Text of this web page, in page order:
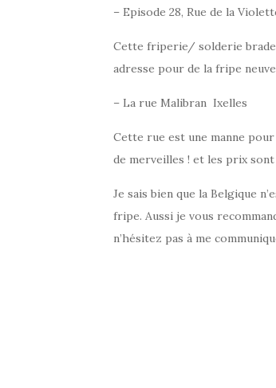
– Episode 28, Rue de la
Cette friperie/ solderie brade
adresse pour de la fripe
– La rue Malibran Ixelles
Cette rue est une manne
de merveilles ! et les prix
Je sais bien que la Belgique
fripe. Aussi je vous
n’hésitez pas à me